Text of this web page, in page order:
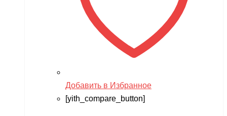
Добавить в Избранное
[yith_compare_button]